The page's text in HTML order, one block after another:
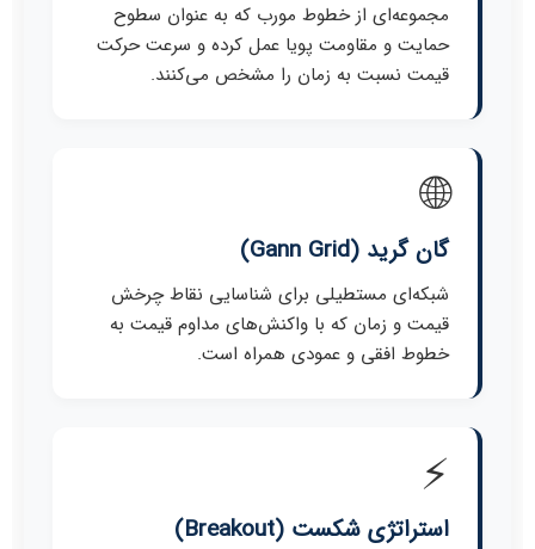
مجموعه‌ای از خطوط مورب که به عنوان سطوح
حمایت و مقاومت پویا عمل کرده و سرعت حرکت
قیمت نسبت به زمان را مشخص می‌کنند.
🌐
گان گرید (Gann Grid)
شبکه‌ای مستطیلی برای شناسایی نقاط چرخش
قیمت و زمان که با واکنش‌های مداوم قیمت به
خطوط افقی و عمودی همراه است.
⚡
استراتژی شکست (Breakout)